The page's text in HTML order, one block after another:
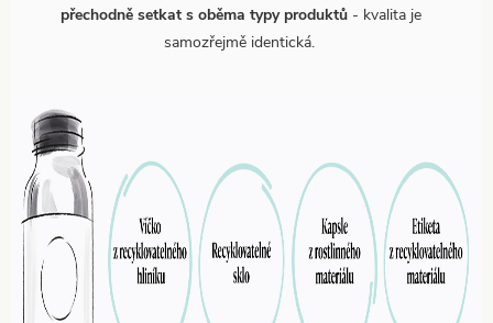
přechodně setkat s oběma typy produktů - kvalita je
samozřejmě identická.